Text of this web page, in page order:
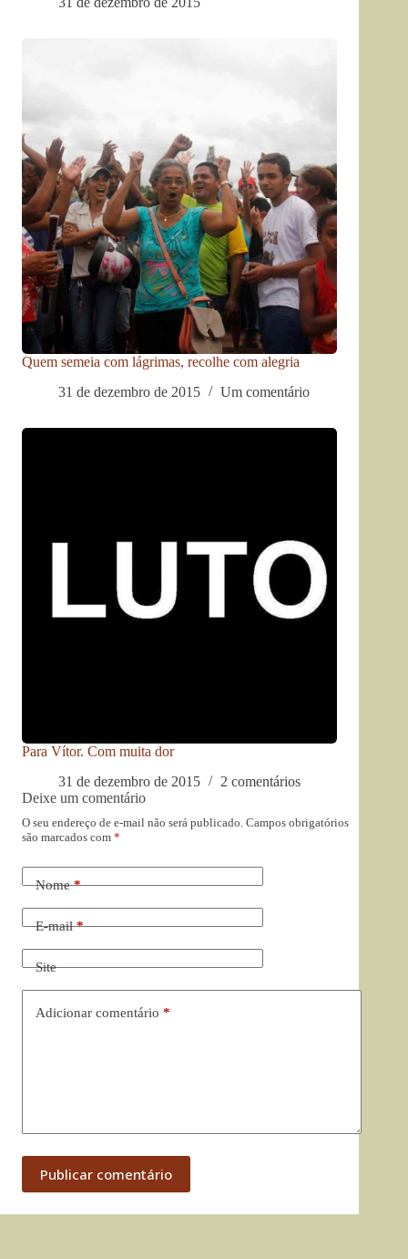
Quem semeia com lágrimas, recolhe com alegria
31 de dezembro de 2015
Um comentário
Para Vítor. Com muita dor
31 de dezembro de 2015
2 comentários
Deixe um comentário
O seu endereço de e-mail não será publicado. Campos obrigatórios
são marcados com *
Nome*
E-mail*
Site
Adicionar comentário *
Publicar comentário